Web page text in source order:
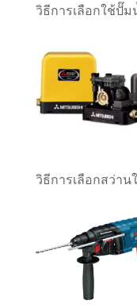
วิธีการเลือกใช้ปั๊ม
วิธีการเลือกสว่าน